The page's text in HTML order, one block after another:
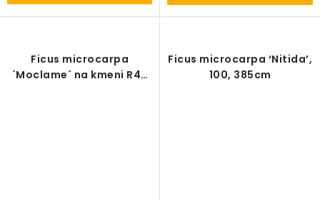
Ficus microcarpa
´Moclame´ na kmeni R47
Ficus microcarpa ‘Nitida’,
100, 385cm